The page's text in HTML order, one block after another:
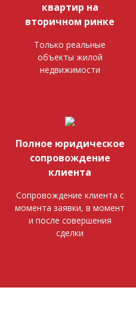
квартир на
вторичном ринке
Только реальные
объекты жилой
недвижимости
Полное юридическое
сопровождение
клиента
Сопровождение клиента с
момента заявки, в момент
и после совершения
сделки